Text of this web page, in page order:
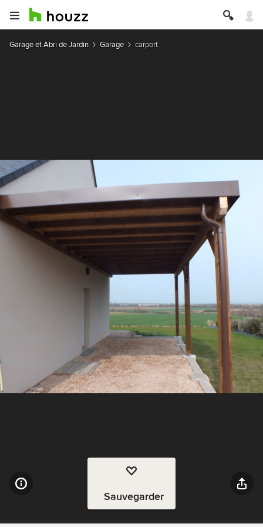
Garage et Abri de Jardin Garage carport
Sauvegarder